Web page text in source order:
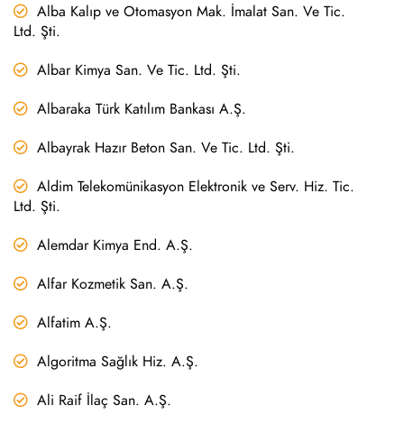
Alba Kalıp ve Otomasyon Mak. İmalat San. Ve Tic.
Ltd. Şti.
Albar Kimya San. Ve Tic. Ltd. Şti.
Albaraka Türk Katılım Bankası A.Ş.
Albayrak Hazır Beton San. Ve Tic. Ltd. Şti.
Aldim Telekomünikasyon Elektronik ve Serv. Hiz. Tic.
Ltd. Şti.
Alemdar Kimya End. A.Ş.
Alfar Kozmetik San. A.Ş.
Alfatim A.Ş.
Algoritma Sağlık Hiz. A.Ş.
Ali Raif İlaç San. A.Ş.